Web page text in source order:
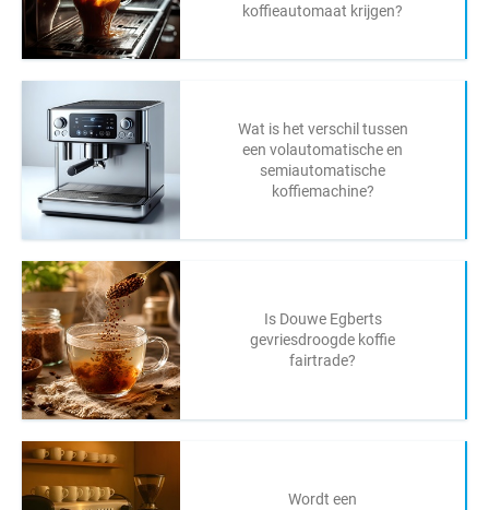
koffieautomaat krijgen?
Wat is het verschil tussen
een volautomatische en
semiautomatische
koffiemachine?
Is Douwe Egberts
gevriesdroogde koffie
fairtrade?
Wordt een